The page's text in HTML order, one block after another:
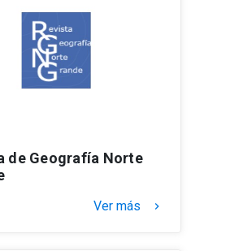
de Geografía Norte
Ver más keyboard_arrow_right